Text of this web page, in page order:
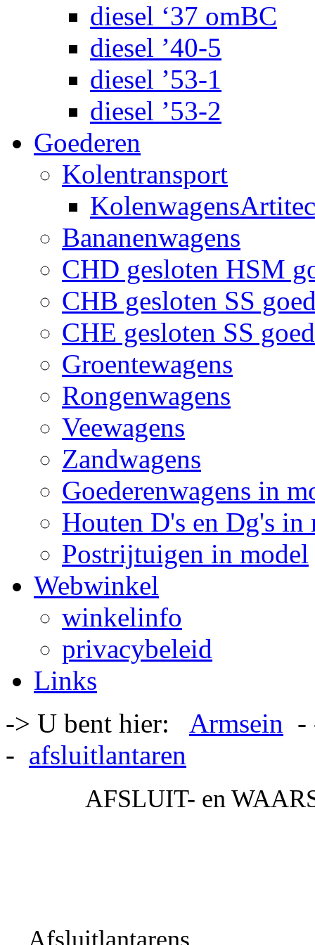
diesel ‘37 omBC
diesel ’40-5
diesel ’53-1
diesel ’53-2
Goederen
Kolentransport
KolenwagensArtitec
Bananenwagens
CHD gesloten HSM
CHB gesloten SS
CHE gesloten SS
Groentewagens
Rongenwagens
Veewagens
Zandwagens
Goederenwagens in
Houten D's en Dg's in
Postrijtuigen in model
Webwinkel
winkelinfo
privacybeleid
Links
-> U bent hier: Armsein
- afsluitlantaren
AFSLUIT- en
Afsluitlantarens